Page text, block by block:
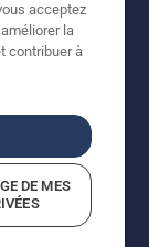
Les prix
Schweiz AG
8,1 % et
Tous les
(TVA
un achat
en ligne
acceptez
la
contribuer à
DE MES